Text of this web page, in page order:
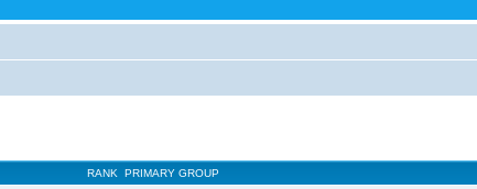
RANK PRIMARY GROUP